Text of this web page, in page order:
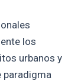
los
urbanos y
paradigma